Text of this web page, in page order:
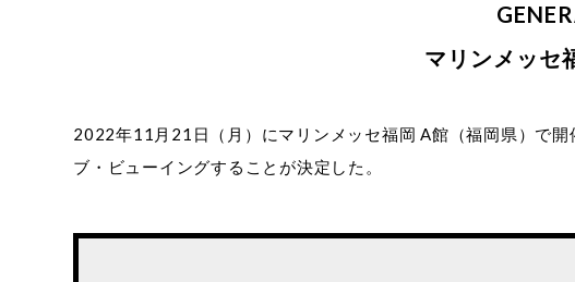
マリンメッセ
2022年11月21日（月）にマリンメッセ福岡 A館（福岡県）で
ブ・ビューイングすることが決定した。